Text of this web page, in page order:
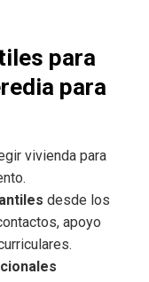
para
para
vivienda para
desde los
apoyo